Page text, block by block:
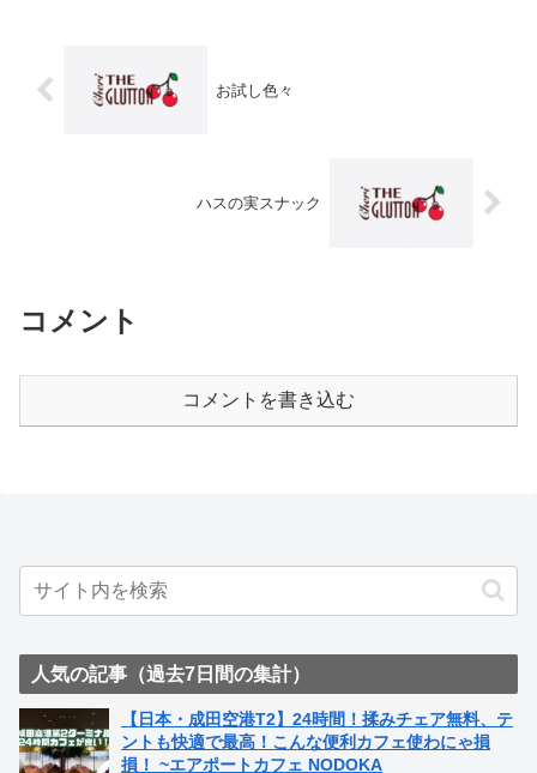
お試し色々
ハスの実スナック
コメント
コメントを書き込む
人気の記事（過去7日間の集計）
【日本・成田空港T2】24時間！揉みチェア無料、テ
ントも快適で最高！こんな便利カフェ使わにゃ損
損！ ~エアポートカフェ NODOKA